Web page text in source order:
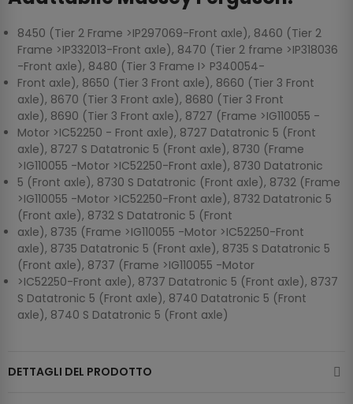
8450 (Tier 2 Frame >IP297069-Front axle), 8460 (Tier 2
Frame >IP332013-Front axle), 8470 (Tier 2 frame >IP318036
-Front axle), 8480 (Tier 3 Frame I> P340054-
Front axle), 8650 (Tier 3 Front axle), 8660 (Tier 3 Front
axle), 8670 (Tier 3 Front axle), 8680 (Tier 3 Front
axle), 8690 (Tier 3 Front axle), 8727 (Frame >IG110055 -
Motor >IC52250 - Front axle), 8727 Datatronic 5 (Front
axle), 8727 S Datatronic 5 (Front axle), 8730 (Frame
>IG110055 -Motor >IC52250-Front axle), 8730 Datatronic
5 (Front axle), 8730 S Datatronic (Front axle), 8732 (Frame
>IG110055 -Motor >IC52250-Front axle), 8732 Datatronic 5
(Front axle), 8732 S Datatronic 5 (Front
axle), 8735 (Frame >IG110055 -Motor >IC52250-Front
axle), 8735 Datatronic 5 (Front axle), 8735 S Datatronic 5
(Front axle), 8737 (Frame >IG110055 -Motor
>IC52250-Front axle), 8737 Datatronic 5 (Front axle), 8737
S Datatronic 5 (Front axle), 8740 Datatronic 5 (Front
axle), 8740 S Datatronic 5 (Front axle)
DETTAGLI DEL PRODOTTO